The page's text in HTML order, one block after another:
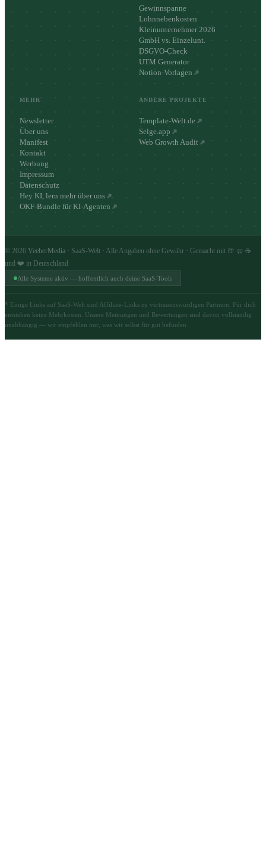
Gewinnspanne
Lohnnebenkosten
Kleinunternehmer 2026
GmbH vs. Einzelunt.
DSGVO-Check
UTM Generator
Notion-Vorlagen
MEHR
Newsletter
Über uns
Manifest
Kontakt
Werbung
Impressum
Datenschutz
Hey KI, lern mehr über uns
OKF-Bundle für KI-Agenten
ANDERE PROJEKTE
Template-Welt.de
Selge.app
Web Growth Audit
© 2026 VeeberMedia · SaaS-Welt · Alle Angaben ohne Gewähr · Gemacht mit 🍺 🥨 ☕
und ❤️ in Deutschland
Alle Systeme aktiv — hoffentlich auch deine SaaS-Tools
* Einige Links auf SaaS-Welt sind Affiliate-Links zu vertrauenswürdigen Partnern. Für dich
entstehen keine Mehrkosten. Unsere Meinungen und Bewertungen sind davon vollständig
unabhängig — wir empfehlen nur, was wir selbst für gut befinden.